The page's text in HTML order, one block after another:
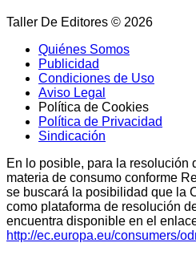
Taller De Editores © 2026
Quiénes Somos
Publicidad
Condiciones de Uso
Aviso Legal
Política de Cookies
Política de Privacidad
Sindicación
En lo posible, para la resolución
materia de consumo conforme
se buscará la posibilidad que la
como plataforma de resolución
encuentra disponible en el
http://ec.europa.eu/consumers/